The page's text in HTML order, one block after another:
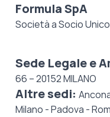
Formula SpA
Società a Socio Unico
Sede Legale e
66 – 20152 MILANO
Altre sedi:
Milano - Padova -